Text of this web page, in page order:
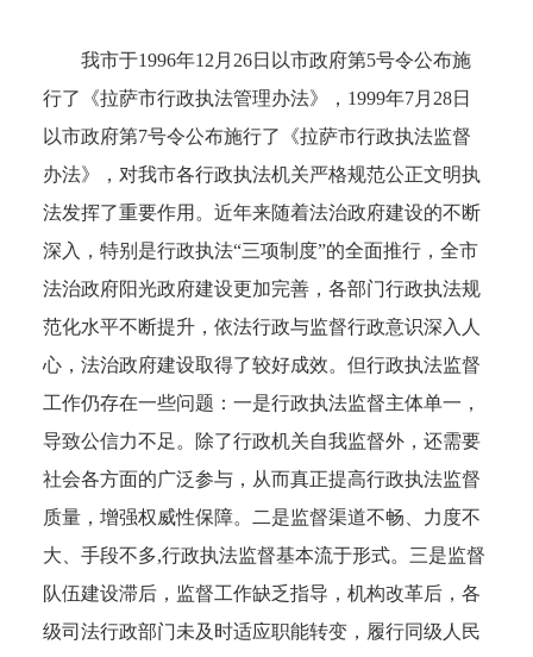
我市于1996年12月26日以市政府第5号令公布施
行了《拉萨市行政执法管理办法》，1999年7月28日
以市政府第7号令公布施行了《拉萨市行政执法监督
办法》，对我市各行政执法机关严格规范公正文明执
法发挥了重要作用。近年来随着法治政府建设的不断
深入，特别是行政执法“三项制度”的全面推行，全市
法治政府阳光政府建设更加完善，各部门行政执法规
范化水平不断提升，依法行政与监督行政意识深入人
心，法治政府建设取得了较好成效。但行政执法监督
工作仍存在一些问题：一是行政执法监督主体单一，
导致公信力不足。除了行政机关自我监督外，还需要
社会各方面的广泛参与，从而真正提高行政执法监督
质量，增强权威性保障。二是监督渠道不畅、力度不
大、手段不多,行政执法监督基本流于形式。三是监督
队伍建设滞后，监督工作缺乏指导，机构改革后，各
级司法行政部门未及时适应职能转变，履行同级人民